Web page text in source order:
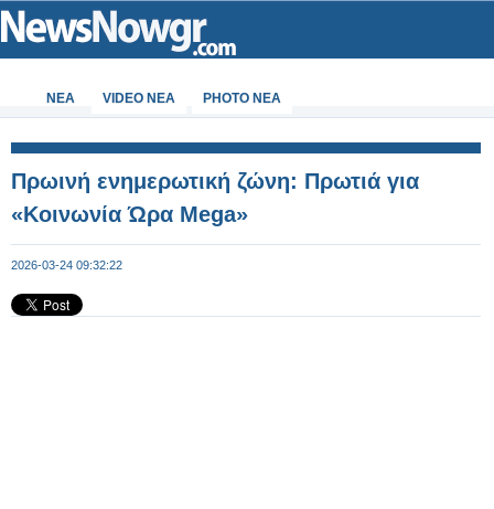
ΝΕΑ VIDEO NEA PHOTO NEA
Πρωινή ενημερωτική ζώνη: Πρωτιά για
«Κοινωνία Ώρα Mega»
2026-03-24 09:32:22